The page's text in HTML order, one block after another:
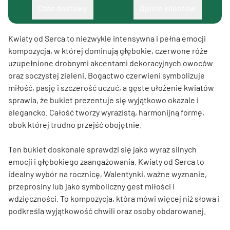
Kwiaty od Serca to niezwykle intensywna i pełna emocji
kompozycja, w której dominują głębokie, czerwone róże
uzupełnione drobnymi akcentami dekoracyjnych owoców
oraz soczystej zieleni. Bogactwo czerwieni symbolizuje
miłość, pasję i szczerość uczuć, a gęste ułożenie kwiatów
sprawia, że bukiet prezentuje się wyjątkowo okazale i
elegancko. Całość tworzy wyrazistą, harmonijną formę,
obok której trudno przejść obojętnie.
Ten bukiet doskonale sprawdzi się jako wyraz silnych
emocji i głębokiego zaangażowania. Kwiaty od Serca to
idealny wybór na rocznicę, Walentynki, ważne wyznanie,
przeprosiny lub jako symboliczny gest miłości i
wdzięczności. To kompozycja, która mówi więcej niż słowa i
podkreśla wyjątkowość chwili oraz osoby obdarowanej.